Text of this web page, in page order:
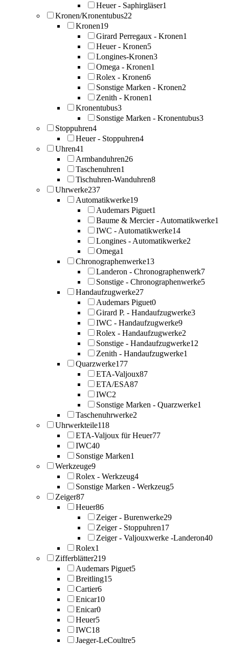
Heuer - Saphirgläser1
Kronen/Kronentubus22
Kronen19
Girard Perregaux - Kronen1
Heuer - Kronen5
Longines-Kronen3
Omega - Kronen1
Rolex - Kronen6
Sonstige Marken - Kronen2
Zenith - Kronen1
Kronentubus3
Sonstige Marken - Kronentubus3
Stoppuhren4
Heuer - Stoppuhren4
Uhren41
Armbanduhren26
Taschenuhren1
Tischuhren-Wanduhren8
Uhrwerke237
Automatikwerke19
Audemars Piguet1
Baume & Mercier - Automatikwerke1
IWC - Automatikwerke14
Longines - Automatikwerke2
Omega1
Chronographenwerke13
Landeron - Chronographenwerk7
Sonstige - Chronographenwerke5
Handaufzugwerke27
Audemars Piguet0
Girard P. - Handaufzugwerke3
IWC - Handaufzugwerke9
Rolex - Handaufzugwerke2
Sonstige - Handaufzugwerke12
Zenith - Handaufzugwerke1
Quarzwerke177
ETA-Valjoux87
ETA/ESA87
IWC2
Sonstige Marken - Quarzwerke1
Taschenuhrwerke2
Uhrwerkteile118
ETA-Valjoux für Heuer77
IWC40
Sonstige Marken1
Werkzeuge9
Rolex - Werkzeug4
Sonstige Marken - Werkzeug5
Zeiger87
Heuer86
Zeiger - Burenwerke29
Zeiger - Stoppuhren17
Zeiger - Valjouxwerke -Landeron40
Rolex1
Zifferblätter219
Audemars Piguet5
Breitling15
Cartier6
Enicar10
Enicar0
Heuer5
IWC18
Jaeger-LeCoultre5